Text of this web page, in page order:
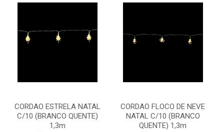
CORDAO ESTRELA NATAL
C/10 (BRANCO QUENTE)
1,3m
CORDAO FLOCO DE NEVE
NATAL C/10 (BRANCO
QUENTE) 1,3m